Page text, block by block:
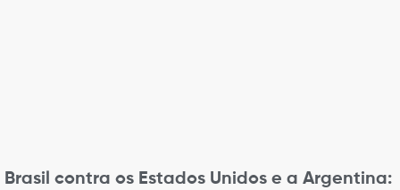
Brasil contra os Estados Unidos e a Argentina: